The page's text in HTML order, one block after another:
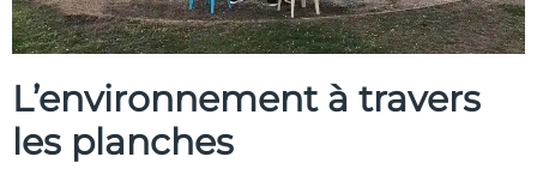
L’environnement à travers
les planches